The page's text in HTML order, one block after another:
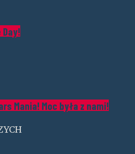
Mania! Moc była z nami!